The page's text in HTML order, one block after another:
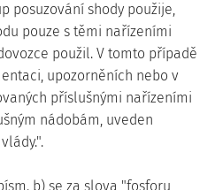
posuzování shody použije,
pouze s těmi nařízeními
použil. V tomto případě
upozorněních nebo v
příslušnými nařízeními
nádobám, uveden
b) se za slova "fosforu